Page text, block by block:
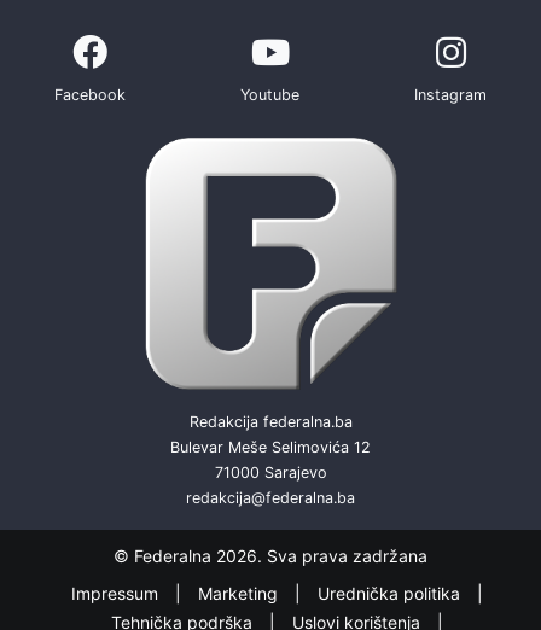
Facebook Youtube Instagram
Redakcija federalna.ba
Bulevar Meše Selimovića 12
71000 Sarajevo
redakcija@federalna.ba
© Federalna 2026. Sva prava zadržana
Impressum
Marketing
Urednička politika
Tehnička podrška
Uslovi korištenja